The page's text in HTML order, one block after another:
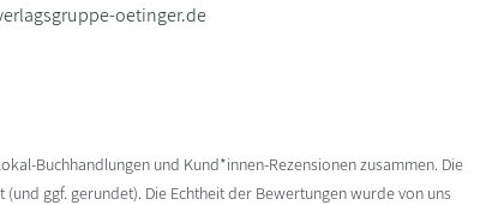
oetinger.de
Buchhandlungen und Kund*innen-Rezensionen zusammen. Die
ggf. gerundet). Die Echtheit der Bewertungen wurde von uns